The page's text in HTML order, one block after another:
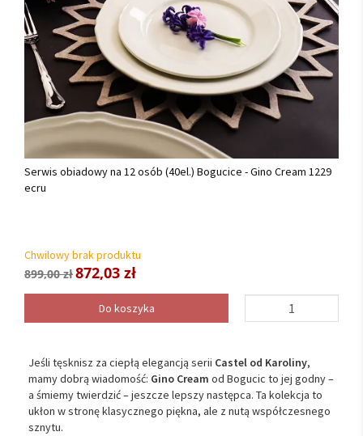
Serwis obiadowy na 12 osób (40el.) Bogucice - Gino Cream 1229
ecru
Chwilowy brak produktu
899,00 zł872,03 zł
Do koszyka
Jeśli tęsknisz za ciepłą elegancją serii Castel od Karoliny,
mamy dobrą wiadomość: Gino Cream od Bogucic to jej godny –
a śmiemy twierdzić – jeszcze lepszy następca. Ta kolekcja to
ukłon w stronę klasycznego piękna, ale z nutą współczesnego
sznytu.